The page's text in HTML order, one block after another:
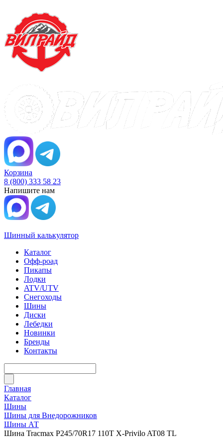
Корзина
8 (800) 333 58 23
Напишите нам
Шинный калькулятор
Каталог
Офф-роад
Пикапы
Лодки
ATV/UTV
Снегоходы
Шины
Диски
Лебедки
Новинки
Бренды
Контакты
Главная
Каталог
Шины
Шины для Внедорожников
Шины АТ
Шина Tracmax P245/70R17 110T X-Privilo AT08 TL